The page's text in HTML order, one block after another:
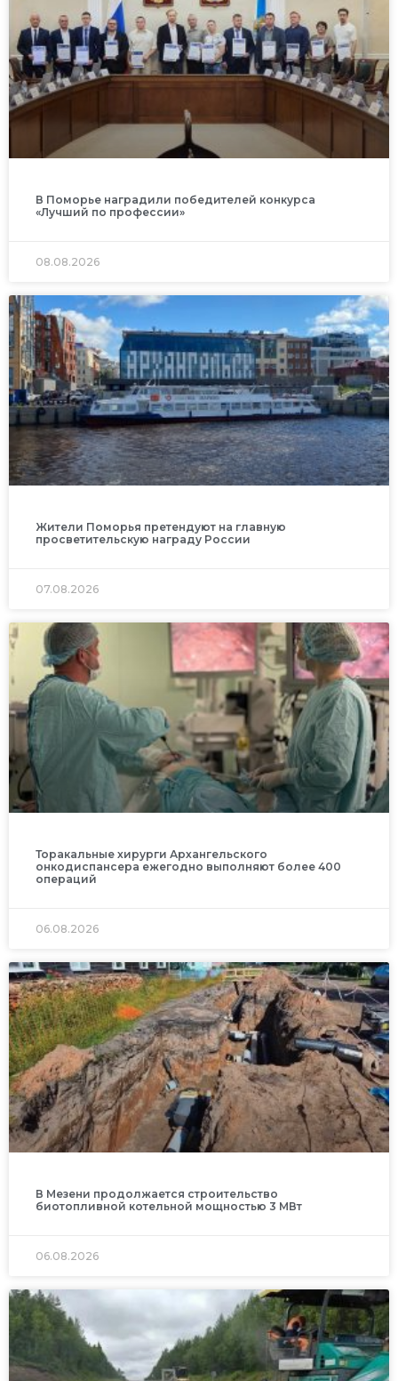
В Поморье наградили победителей конкурса
«Лучший по профессии»
08.08.2026
Жители Поморья претендуют на главную
просветительскую награду России
07.08.2026
Торакальные хирурги Архангельского
онкодиспансера ежегодно выполняют более 400
операций
06.08.2026
В Мезени продолжается строительство
биотопливной котельной мощностью 3 МВт
06.08.2026